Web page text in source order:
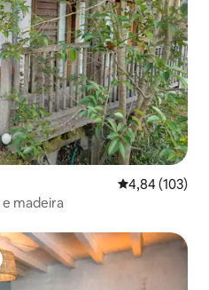
4,84 de uma
4,84 (103)
madeira
dos hóspedes